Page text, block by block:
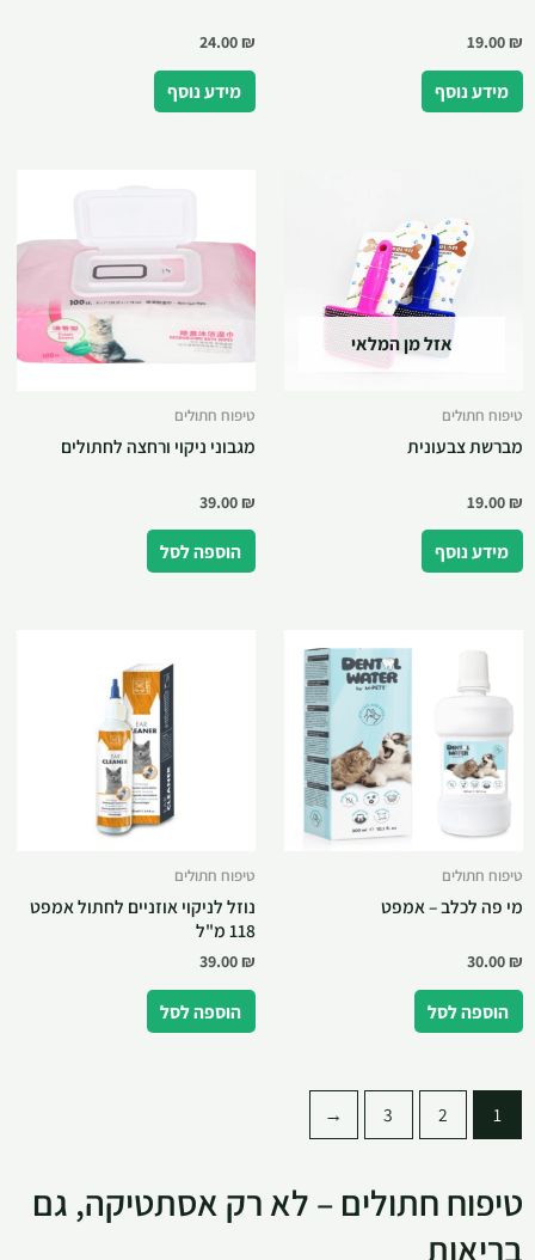
19.00₪
מידע נוסף
24.00₪
מידע נוסף
אזל מן המלאי
טיפוח חתולים
מברשת צבעונית
19.00₪
מידע נוסף
טיפוח חתולים
מגבוני ניקוי ורחצה לחתולים
39.00₪
הוספה לסל
טיפוח חתולים
מי פה לכלב – אמפט
30.00₪
הוספה לסל
טיפוח חתולים
נוזל לניקוי אוזניים לחתול אמפט
118 מ"ל
39.00₪
הוספה לסל
1
2
3
←
טיפוח חתולים – לא רק אסתטיקה, גם
בריאות